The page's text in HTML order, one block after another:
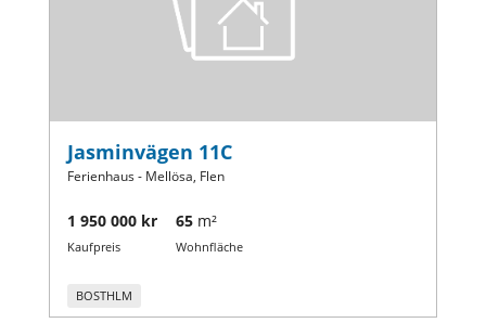
Jasminvägen 11C
Ferienhaus - Mellösa, Flen
1 950 000 kr
Kaufpreis
65 m²
Wohnfläche
BOSTHLM